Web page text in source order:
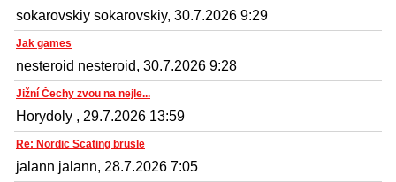
sokarovskiy sokarovskiy, 30.7.2026 9:29
Jak games
nesteroid nesteroid, 30.7.2026 9:28
Jižní Čechy zvou na nejle...
Horydoly , 29.7.2026 13:59
Re: Nordic Scating brusle
jalann jalann, 28.7.2026 7:05